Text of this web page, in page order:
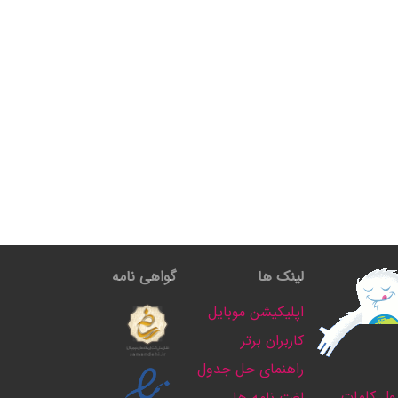
لینک ها
اپلیکیشن موبایل
کاربران برتر
راهنمای حل جدول
گواهی نامه